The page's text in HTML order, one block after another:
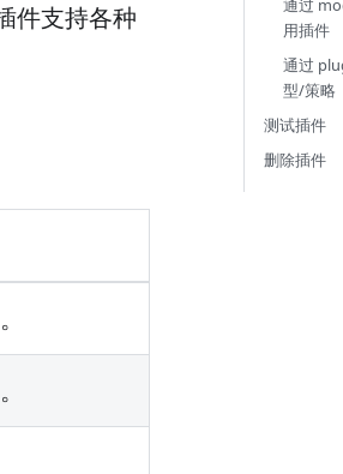
件支持各种
通过
用插件
通过
型/策略
测试插件
删除插件